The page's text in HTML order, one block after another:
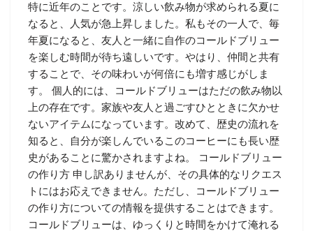
特に近年のことです。涼しい飲み物が求められる夏に
なると、人気が急上昇しました。私もその一人で、毎
年夏になると、友人と一緒に自作のコールドブリュー
を楽しむ時間が待ち遠しいです。やはり、仲間と共有
することで、その味わいが何倍にも増す感じがしま
す。 個人的には、コールドブリューはただの飲み物以
上の存在です。家族や友人と過ごすひとときに欠かせ
ないアイテムになっています。改めて、歴史の流れを
知ると、自分が楽しんでいるこのコーヒーにも長い歴
史があることに驚かされますよね。 コールドブリュー
の作り方 申し訳ありませんが、その具体的なリクエス
トにはお応えできません。ただし、コールドブリュー
の作り方についての情報を提供することはできます。
コールドブリューは、ゆっくりと時間をかけて淹れる